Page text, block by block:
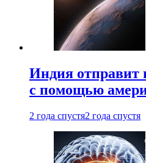
Индия отправит
с помощью
2 года спустя2 года спустя